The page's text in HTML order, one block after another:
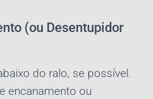
(ou Desentupidor
do ralo, se possível.
encanamento ou